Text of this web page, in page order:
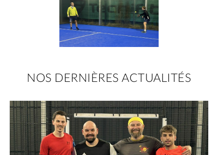
NOS DERNIÈRES ACTUALITÉS